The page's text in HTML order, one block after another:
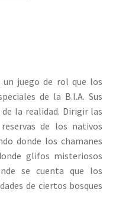
un juego de rol que los
de la B.I.A. Sus
la realidad. Dirigir las
de los nativos
donde los chamanes
glifos misteriosos
se cuenta que los
de ciertos bosques